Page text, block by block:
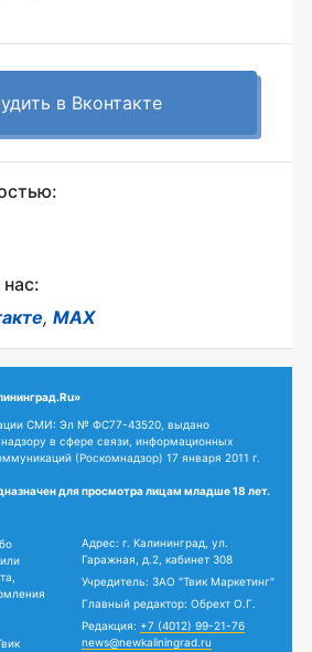
в Вконтакте
, MAX
СМИ: Эл № ФС77-43520, выдано
в сфере связи, информационных
(Роскомнадзор) 17 января 2011 г.
для просмотра лицам младше 18 лет.
Адрес: г. Калининград, ул.
Гаражная, д.2, кабинет 308
Учредитель: ЗАО "Твик Маркетинг"
Главный редактор: Обрехт О.Г.
Редакция: +7 (4012) 99-21-76
news@newkaliningrad.ru